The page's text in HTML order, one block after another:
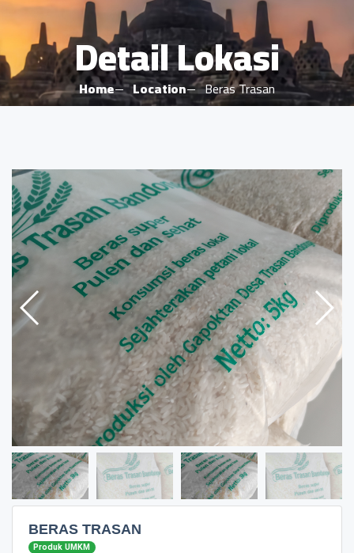
Detail Lokasi
Home Location Beras Trasan
BERAS TRASAN
Produk UMKM